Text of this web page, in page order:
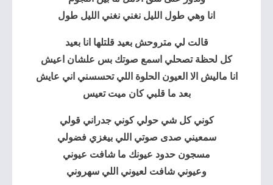
انا وهي طول الليل نغني نغني الليل طول
قالت لي متروحش بعيد قلتلها انا بعيد
كل لحظة تصحلي اسمع صوتك بس علشان اعيش
انا ماليش الا العيون الحلوة اللي تحسسني اني عايش
بعد ما قلبي كان ميت تعيس
كوني كل شي حولي كوني جدراني قولي
سمعيني صدى صوتي اللي بيغزي فضولي
مسجون حدود عيونك ما شافت عيوني
وعيوني شافت لعيوني اللي سهروني